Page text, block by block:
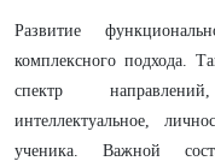
Развитие
комплексного подхода.
спектр
интеллектуальное,
ученика. Важной